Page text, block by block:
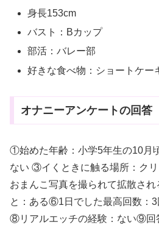
身長153cm
バスト：Bカップ
部活：バレー部
好きな食べ物：ショートケー
オナニーアンケートの回答
①始めた年齢：小学5年生の10月
ない ③イくときに触る場所：ク
おまんこ写真を撮られて拡散さ
と：ある⑥1日でした最高回数：
⑧リアルエッチの経験：ない⑨回